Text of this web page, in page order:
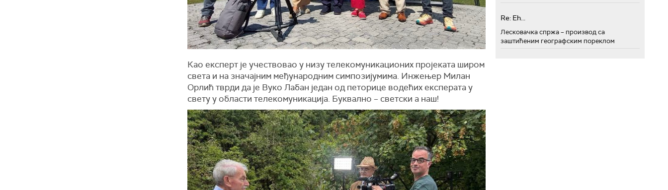
Као експерт је учествовао у низу телекомуникационих пројеката широм
света и на значајним међународним симпозијумима. Инжењер Милан
Орлић тврди да је Вуко Лабан један од петорице водећих експерата у
свету у области телекомуникација. Буквално – светски а наш!
Re: Eh...
Лесковачка спржа – производ са
заштићеним географским пореклом